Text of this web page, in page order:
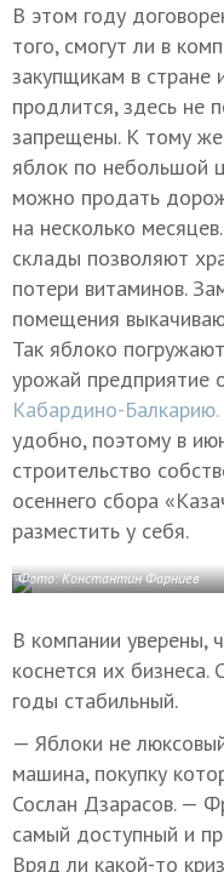
В этом году
того, смогут ли в
закупщикам в стране
продлится, здесь не
запрещены. К тому
яблок по небольшой
можно продать
на несколько
склады позволяют
потери витаминов.
помещения
Так яблоко
урожай предприятие
Кабардино-Балкарию.
удобно, поэтому в
строительство
осеннего сбора
разместить у себя.
Фото: Константин Фарниев
В компании уверены,
коснется их
годы стабильный.
— Яблоки не
машина, покупку
Сослан Дзарасов. —
самый доступный и
Вряд ли какой-то